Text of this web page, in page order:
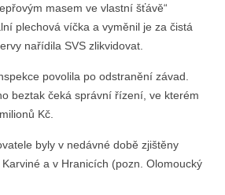
masem ve vlastní šťávě“
plechová víčka a vyměnil je za čistá
nařídila SVS zlikvidovat.
povolila po odstranění závad.
beztak čeká správní řízení, ve kterém
Kč.
byly v nedávné době zjištěny
a v Hranicích (pozn. Olomoucký